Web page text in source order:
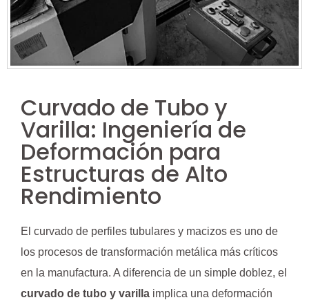
Curvado de Tubo y
Varilla: Ingeniería de
Deformación para
Estructuras de Alto
Rendimiento
El curvado de perfiles tubulares y macizos es uno de
los procesos de transformación metálica más críticos
en la manufactura. A diferencia de un simple doblez, el
curvado de tubo y varilla implica una deformación